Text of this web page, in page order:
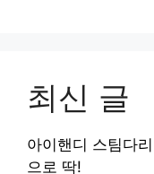
최신 글
아이핸디 스팀다
으로 딱!